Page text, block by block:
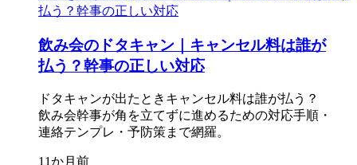
払う？幹事の正しい対応
飲み会の ドタキャン｜キャンセル料は誰が
払う？幹事の正しい対応
ドタキャンが出た ときキャンセル料は誰が払う？
飲み会幹事が角を立てずに進めるための対応手順・
連絡テンプレ・予防策まで網羅。